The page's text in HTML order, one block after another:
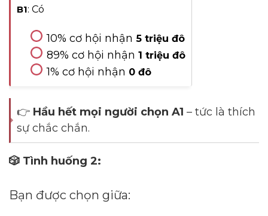
B1: Có
10% cơ hội nhận 5 triệu đô
89% cơ hội nhận 1 triệu đô
1% cơ hội nhận 0 đô
👉 Hầu hết mọi người chọn A1 – tức là thích
sự chắc chắn.
🎲 Tình huống 2:
Bạn được chọn giữa: